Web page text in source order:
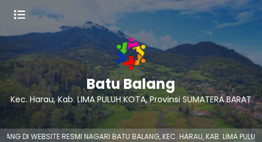
Batu Balang
Kec. Harau, Kab. LIMA PULUH KOTA, Provinsi SUMATERA BARAT
WEBSITE RESMI NAGARI BATU BALANG, KEC. HARAU, KAB. LIMA PULUH